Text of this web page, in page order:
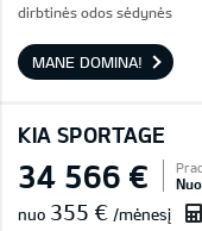
dirbtinės odos sėdynės
MANE DOMINA!
KIA SPORTAGE
34 566 €
nuo 355 € /mėnesį